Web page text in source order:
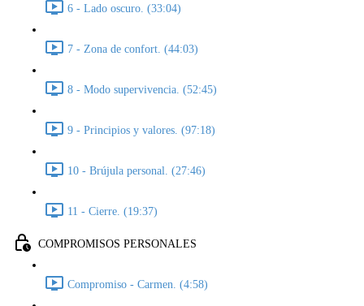
6 - Lado oscuro. (33:04)
7 - Zona de confort. (44:03)
8 - Modo supervivencia. (52:45)
9 - Principios y valores. (97:18)
10 - Brújula personal. (27:46)
11 - Cierre. (19:37)
COMPROMISOS PERSONALES
Compromiso - Carmen. (4:58)